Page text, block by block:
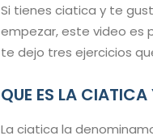
Si tienes ciatica y te
empezar, este video es
te dejo tres ejercicios
QUE ES LA CIATICA
La ciatica la